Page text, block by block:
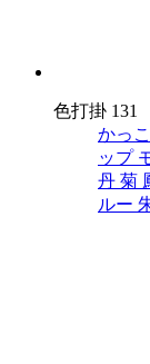
色打掛 131
かっ
ップ
丹 菊
ルー